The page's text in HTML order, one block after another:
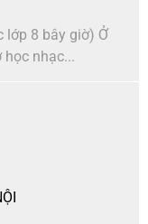
lớp 8 bây giờ) Ở
học nhạc...